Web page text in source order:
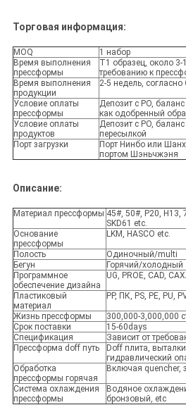
Торговая информация:
MOQ
1 набор
Время выполнения
прессформы
T1 образец, около 3-
требованию к
Время выполнения
продукции
2-5 недель, согласно
Условие оплаты
прессформы
Депозит с PO,
как одобренный
Условие оплаты
продуктов
Депозит с PO,
пересылкой
Порт загрузки
Порт Нинбо или
портом Шэньчжэня
Описание:
Материал прессформы 45#, 50#, P20, H13,
SKD61 etc.
Основание
прессформы
LKM, HASCO etc.
Полость
Одиночный/multi
Бегун
Горячий/холодный
Программное
обеспечение дизайна
UG, PROE, CAD,
Пластиковый
материал
PP, ПК, PS, PE, PU,
Жизнь прессформы
300,000-3,000,000
Срок поставки
15-60days
Спецификация
Зависит от
Прессформа doff путь
Doff плита,
гидравлический
Обработка
прессформы горячая
Включая quencher,
Система охлаждения
прессформы
Водяное
бронзовый, etc